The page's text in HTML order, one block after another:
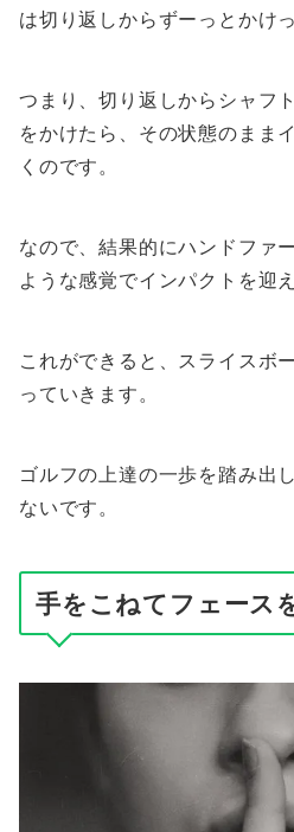
は切り返しからずーっとかけ
つまり、切り返しからシャフ
をかけたら、その状態のまま
くのです。
なので、結果的にハンドファ
ような感覚でインパクトを迎
これができると、スライスボ
っていきます。
ゴルフの上達の一歩を踏み出
ないです。
手をこねてフェース